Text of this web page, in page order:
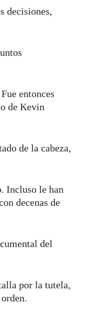
decisiones,
entonces
de Kevin
de la cabeza,
Incluso le han
decenas de
del
por la tutela,